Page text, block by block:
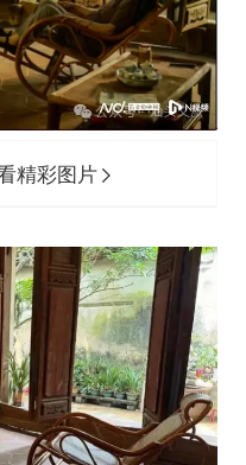
精彩图片